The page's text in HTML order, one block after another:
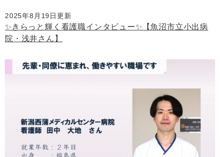
2025年8月19日更新
✨きらっと輝く看護職インタビュー✨【魚沼市立小出病
院・浅井さん】